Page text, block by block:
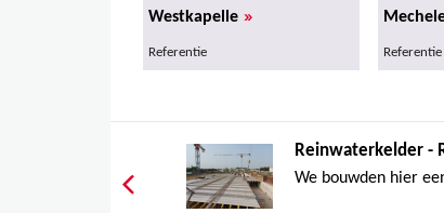
Westkapelle »
Referentie Referentie
Reinwaterkelder -
We bouwden hier